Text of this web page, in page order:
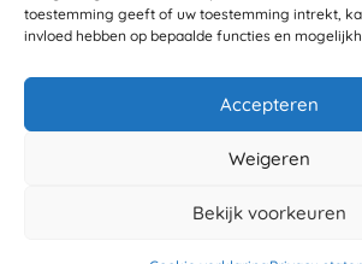
toestemming geeft of uw toestemming intrekt,
invloed hebben op bepaalde functies en
Accepteren
Weigeren
Bekijk voorkeuren
november 2025
voor artsen 9 april 2025
ANW Nederland weer aanwezig op het
Voorjaarscongres 2026
9 april 2025
9 april 2025